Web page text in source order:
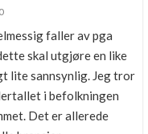
0
faller av pga
skal utgjøre en like
lite sannsynlig. Jeg tror
i befolkningen
Det er allerede